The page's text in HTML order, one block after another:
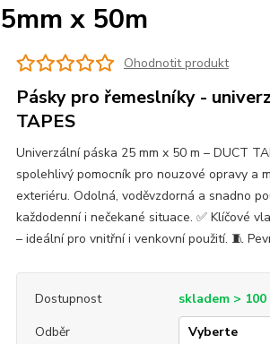
x 50m
Ohodnotit produkt
Pásky pro řemeslníky -
TAPES
Univerzální páska 25 mm x 50 m – DUCT
spolehlivý pomocník pro nouzové opravy a
exteriéru. Odolná, voděvzdorná a snadno
každodenní i nečekané situace. ✅ Klíčové
– ideální pro vnitřní i venkovní použití. 🧵
Dostupnost
skladem > 100
Odběr